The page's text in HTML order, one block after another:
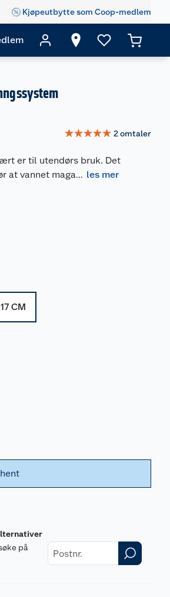
Kjøpeutbytte som Coop-medlem
☆☆☆☆☆ 2omtaler
er til utendørs bruk. Det
at vannet maga... les mer
CM
på